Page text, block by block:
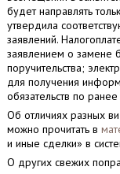
будет направлять
утвердила
заявлений.
заявлением о замене
поручительства;
для получения
обязательств по
Об отличиях разных
можно прочитать в
и иные сделки» в
О других свежих